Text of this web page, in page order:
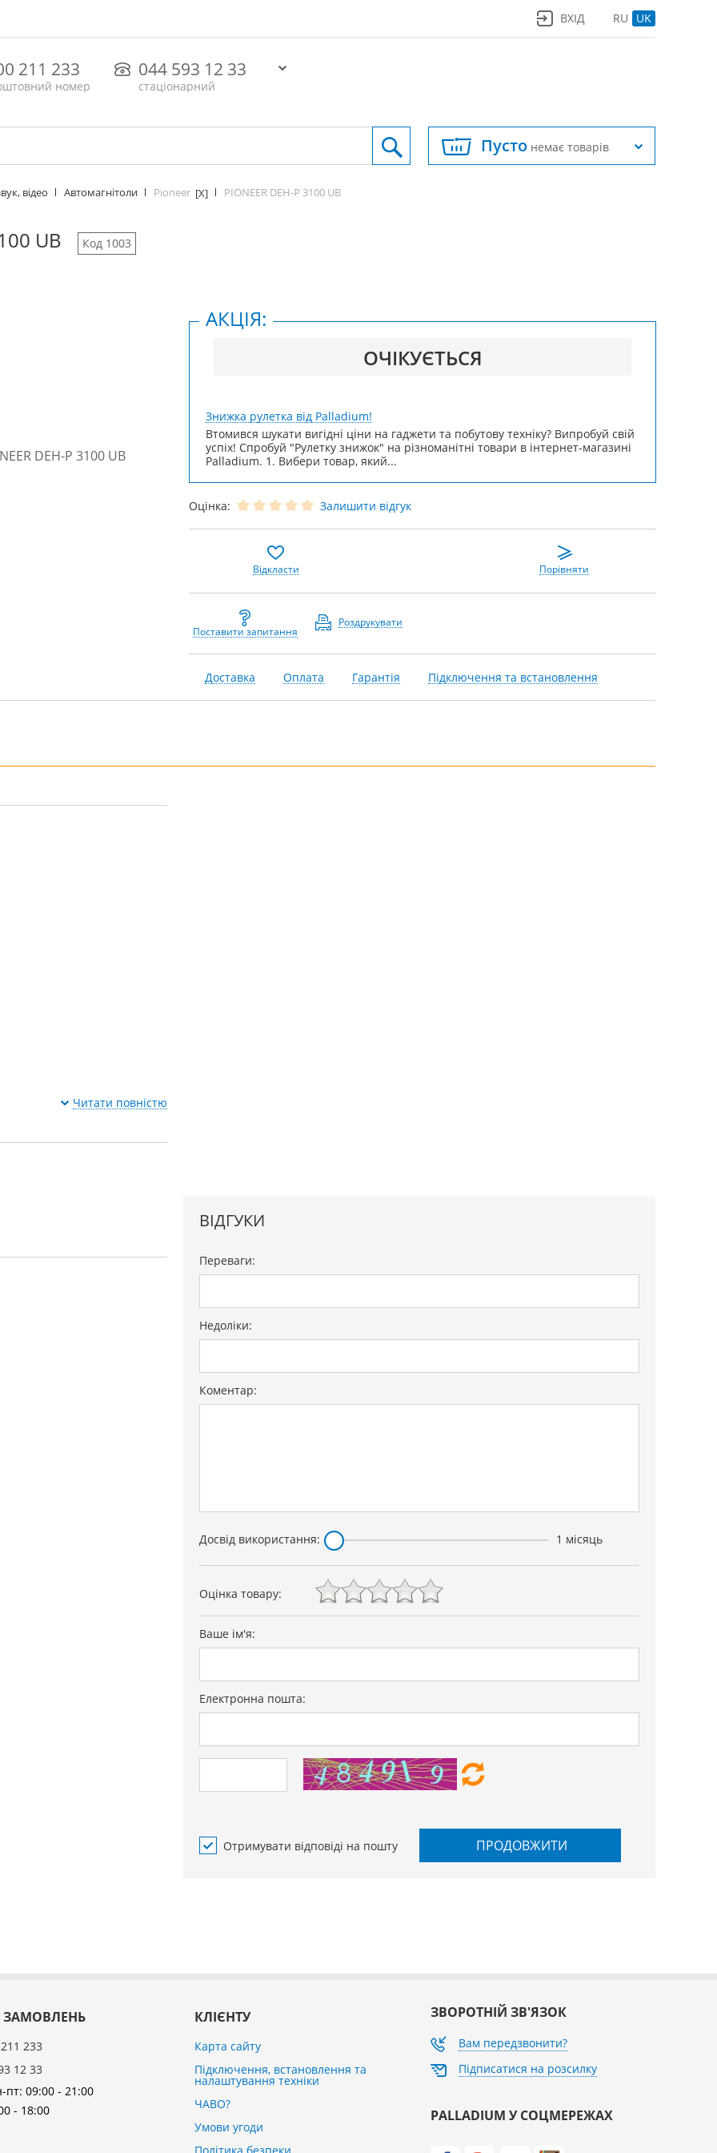
RU UK
ВХІД
211 233
номер
044 593 12 33
стаціонарний
Пусто немає товарів
відео Автомагнітоли Pioneer [X] PIONEER DEH-P 3100 UB
UB Код 1003
ОЧІКУЄТЬСЯ
АКЦІЯ:
Знижка рулетка від Palladium!
Втомився шукати вигідні ціни на гаджети та побутову техніку? Випробуй свій
успіх! Спробуй "Рулетку знижок" на різноманітні товари в інтернет-магазині
Palladium. 1. Вибери товар, який...
Оцінка: Залишити відгук
Відкласти Порівняти
Поставити запитання
Роздрукувати
Доставка Оплата Гарантія Підключення та встановлення
єТюнерПідтримка
Читати повністю
ВІДГУКИ
Переваги:
Недоліки:
Коментар:
Досвід використання: 1 місяць
Оцінка товару:
Ваше ім'я:
Електронна пошта:
Отримувати відповіді на пошту ПРОДОВЖИТИ
ЗАМОВЛЕНЬ
233
12 33
пт: 09:00 - 21:00
- 18:00
КЛІЄНТУ
Карта сайту
Підключення, встановлення та
налаштування техніки
ЧАВО?
Умови угоди
ЗВОРОТНІЙ ЗВ'ЯЗОК
Вам передзвонити?
Підписатися на розсилку
PALLADIUM У СОЦМЕРЕЖАХ